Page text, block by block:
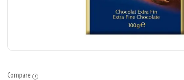
Compare